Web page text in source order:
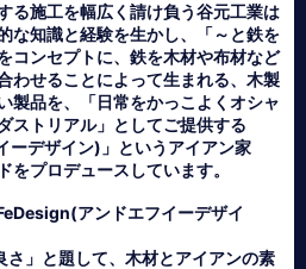
る施工を幅広く請け負う谷元工業は
な知識と経験を生かし、「～と鉄を
コンセプトに、鉄を木材や布材など
わせることによって生まれる、木製
製品を、「日常をかっこよくオシャ
ストリアル」としてご提供する
ーデザイン)」というアイアン家
プロデュースしています。
アンドエフイーデザイ
さ」と題して、木材とアイアンの素